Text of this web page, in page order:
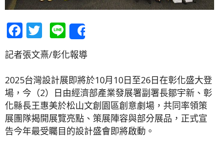
Facebook
Twitter
Line
記者張文熹/彰化報導
2025台灣設計展即將於10月10日至26日在彰化盛大登
場，今（2）日由經濟部產業發展署副署長鄒宇新、彰
化縣長王惠美於松山文創園區創意劇場，共同率領策
展團隊揭開展覽亮點、策展陣容與部分展品，正式宣
告今年最受矚目的設計盛會即將啟動。